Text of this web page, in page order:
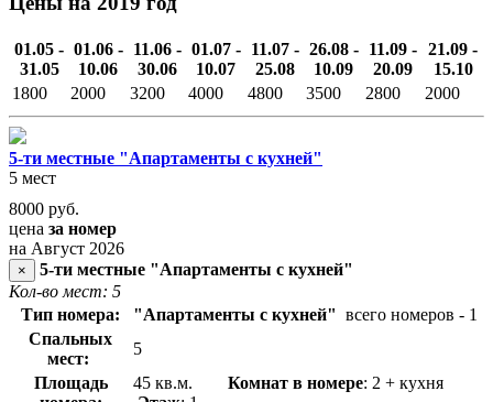
01.05 -
31.05
01.06 -
10.06
11.06 -
30.06
01.07 -
10.07
11.07 -
25.08
26.08 -
10.09
11.09 -
20.09
21.09 -
15.10
1800
2000 3200 4000 4800 3500 2800 2000
5-ти местные "Апартаменты с кухней"
5 мест
8000 руб.
цена за номер
на Август 2026
×
5-ти местные "Апартаменты с кухней"
Кол-во мест: 5
Тип номера:
"Апартаменты с кухней" всего номеров - 1
Спальных
мест:
5
Площадь
45 кв.м. Комнат в номере: 2 + кухня